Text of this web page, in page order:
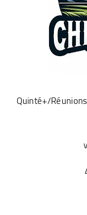
Quinté+/